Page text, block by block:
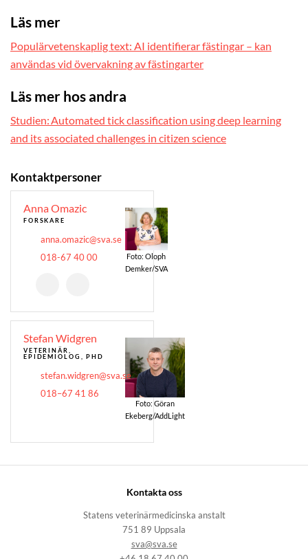
Läs mer
Populärvetenskaplig text: AI identifierar fästingar – kan
användas vid övervakning av fästingarter
Läs mer hos andra
Studien: Automated tick classification using deep learning
and its associated challenges in citizen science
Kontaktpersoner
Anna Omazic
FORSKARE
anna.omazic@sva.se
018-67 40 00
Foto: Oloph
Demker/SVA
Stefan Widgren
VETERINÄR,
EPIDEMIOLOG, PHD
stefan.widgren@sva.se
018–67 41 86
Foto: Göran
Ekeberg/AddLight
Kontakta oss
Statens veterinärmedicinska anstalt
751 89 Uppsala
sva@sva.se